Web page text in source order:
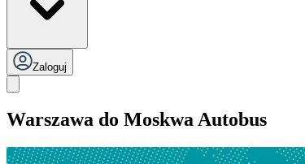
Zaloguj
Warszawa do Moskwa Autobus